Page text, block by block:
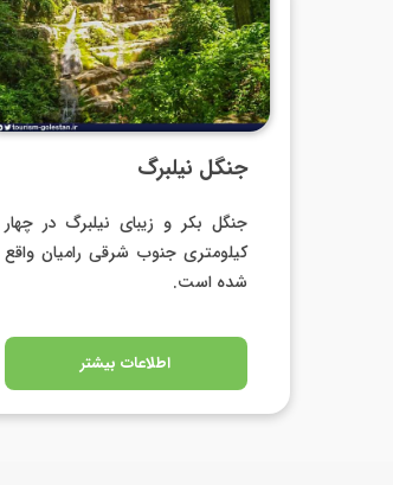
جنگل نیلبرگ
جنگل بکر و زیبای نیلبرگ در چهار
کیلومتری جنوب شرقی رامیان واقع
شده است.
اطلاعات بیشتر